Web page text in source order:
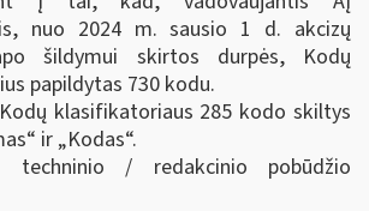
nuo 2024 m. sausio 1 d. akcizų
šildymui skirtos durpės, Kodų
papildytas 730 kodu.
klasifikatoriaus 285 kodo skiltys
ir „Kodas“.
/ redakcinio pobūdžio